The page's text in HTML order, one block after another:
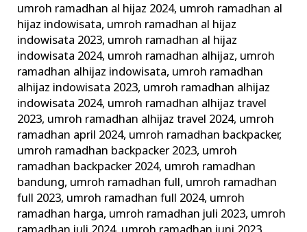
umroh ramadhan al hijaz 2024, umroh ramadhan al
hijaz indowisata, umroh ramadhan al hijaz
indowisata 2023, umroh ramadhan al hijaz
indowisata 2024, umroh ramadhan alhijaz, umroh
ramadhan alhijaz indowisata, umroh ramadhan
alhijaz indowisata 2023, umroh ramadhan alhijaz
indowisata 2024, umroh ramadhan alhijaz travel
2023, umroh ramadhan alhijaz travel 2024, umroh
ramadhan april 2024, umroh ramadhan backpacker,
umroh ramadhan backpacker 2023, umroh
ramadhan backpacker 2024, umroh ramadhan
bandung, umroh ramadhan full, umroh ramadhan
full 2023, umroh ramadhan full 2024, umroh
ramadhan harga, umroh ramadhan juli 2023, umroh